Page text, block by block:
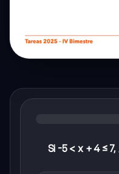
Si -5 < x + 4 ≤ 7,